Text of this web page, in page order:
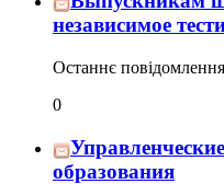
независимое
Останнє
0
образования